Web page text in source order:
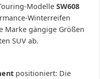
Modelle SW608
Winterreifen
Marke gängige Größen
SUV ab.
positioniert: Die